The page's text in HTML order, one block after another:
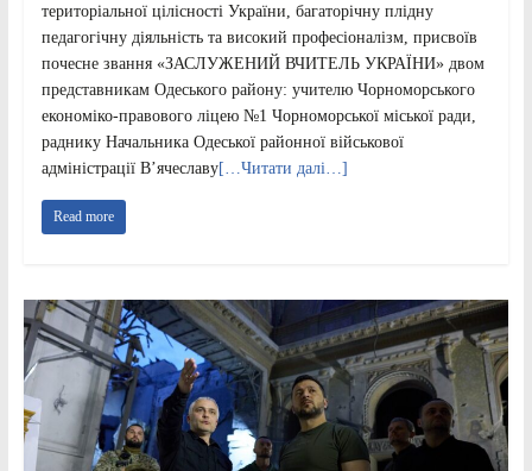
територіальної цілісності України, багаторічну плідну
педагогічну діяльність та високий професіоналізм, присвоїв
почесне звання «ЗАСЛУЖЕНИЙ ВЧИТЕЛЬ УКРАЇНИ» двом
представникам Одеського району: учителю Чорноморського
економіко-правового ліцею №1 Чорноморської міської ради,
раднику Начальника Одеської районної військової
адміністрації В’ячеславу[…Читати далі…]
Read more